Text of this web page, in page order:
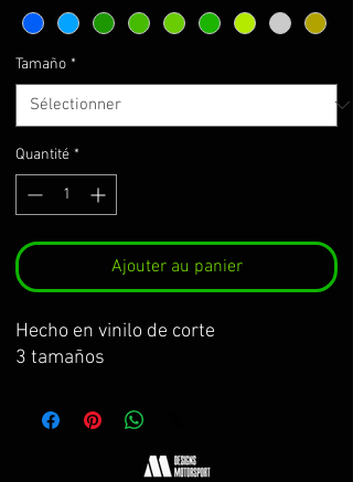
Tamaño *
Quantité *
Ajouter au panier
Hecho en vinilo de corte
3 tamaños